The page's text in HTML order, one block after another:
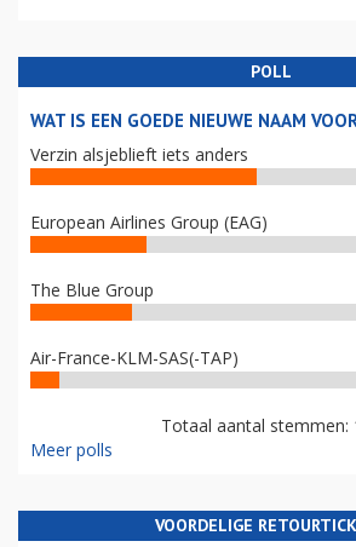
POLL
WAT IS EEN GOEDE NIEUWE NAAM
Verzin alsjeblieft iets anders
European Airlines Group (EAG)
The Blue Group
Air-France-KLM-SAS(-TAP)
Totaal aantal stemmen:
Meer polls
VOORDELIGE